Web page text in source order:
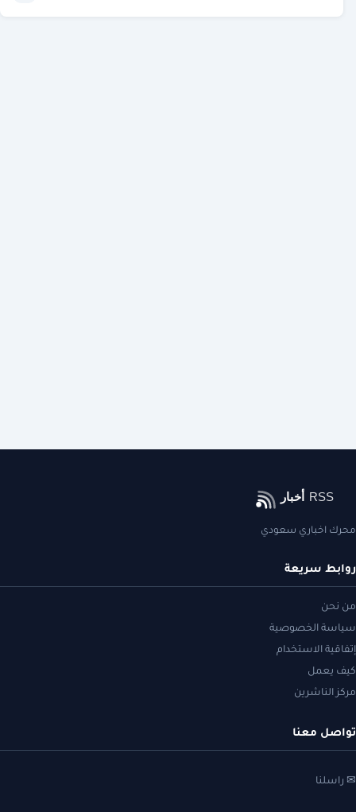
محرك اخباري سعودي
روابط سريعة
من نحن
سياسة الخصوصية
إتفاقية الاستخدام
كيف يعمل
مركز الناشرين
تواصل معنا
✉ راسلنا